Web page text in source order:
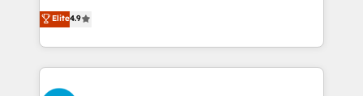
business, processes and systems 🏢 We specialise in
working with mid-market and enterprise
organisations, global organisations and those with
complex use cases 🏆 CRM Implementation,
Platform Enablement, Custom Integration and
process-oriented teams implementing HubSpot
Marketing, Sales, Service, CMS and Operations Hub,
so selling and actually engaging with your customers
feels easy and pain-free. We are a top ranked
HubSpot Elite Partner, winner of Rookie of the Year
Elite4.9